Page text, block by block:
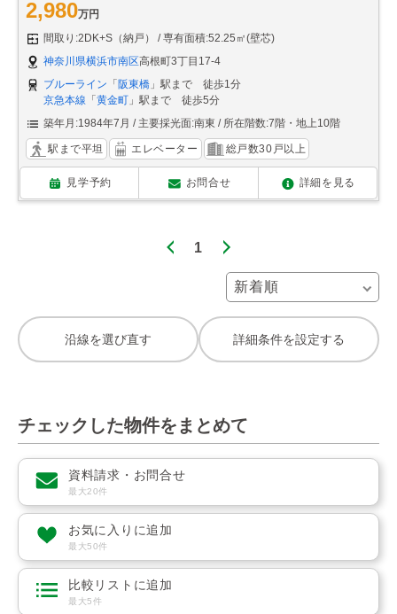
2,980万円
間取り:2DK+S（納戸）
専有面積:52.25㎡(壁芯)
神奈川県横浜市南区高根町3丁目17-4
ブルーライン 「 阪東橋 」駅まで 徒歩1分
京急本線 「 黄金町 」駅まで 徒歩5分
築年月:1984年7月
主要採光面:南東 所在階数:7階・地上10階
駅まで平坦 エレベーター 総戸数30戸以上
見学予約 お問合せ 詳細を見る
1
沿線を選び直す 詳細条件を設定する
チェックした物件をまとめて
資料請求・お問合せ
最大20件
お気に入りに追加
最大50件
比較リストに追加
最大5件